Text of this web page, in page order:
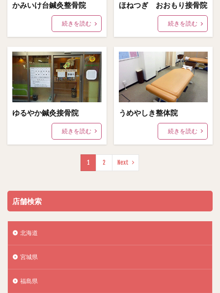
かみいけ台鍼灸整骨院
続きを読む
ほねつぎ おおもり接骨院
続きを読む
ゆるやか鍼灸接骨院
続きを読む
うめやしき整体院
続きを読む
1 2 Next
店舗検索
北海道
宮城県
福島県